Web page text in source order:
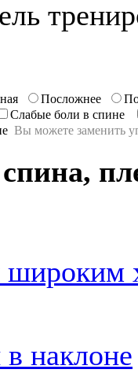
Посложнее
Слабые боли в спине
Вы можете заменить
широким
в наклоне